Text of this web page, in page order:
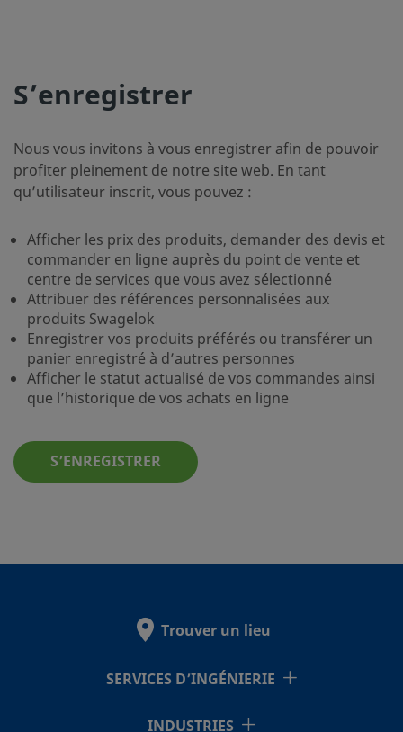
S’enregistrer
Nous vous invitons à vous enregistrer afin de pouvoir
profiter pleinement de notre site web. En tant
qu’utilisateur inscrit, vous pouvez :
Afficher les prix des produits, demander des devis et
commander en ligne auprès du point de vente et
centre de services que vous avez sélectionné
Attribuer des références personnalisées aux
produits Swagelok
Enregistrer vos produits préférés ou transférer un
panier enregistré à d’autres personnes
Afficher le statut actualisé de vos commandes ainsi
que l’historique de vos achats en ligne
S’ENREGISTRER
Trouver un lieu
SERVICES D’INGÉNIERIE
INDUSTRIES